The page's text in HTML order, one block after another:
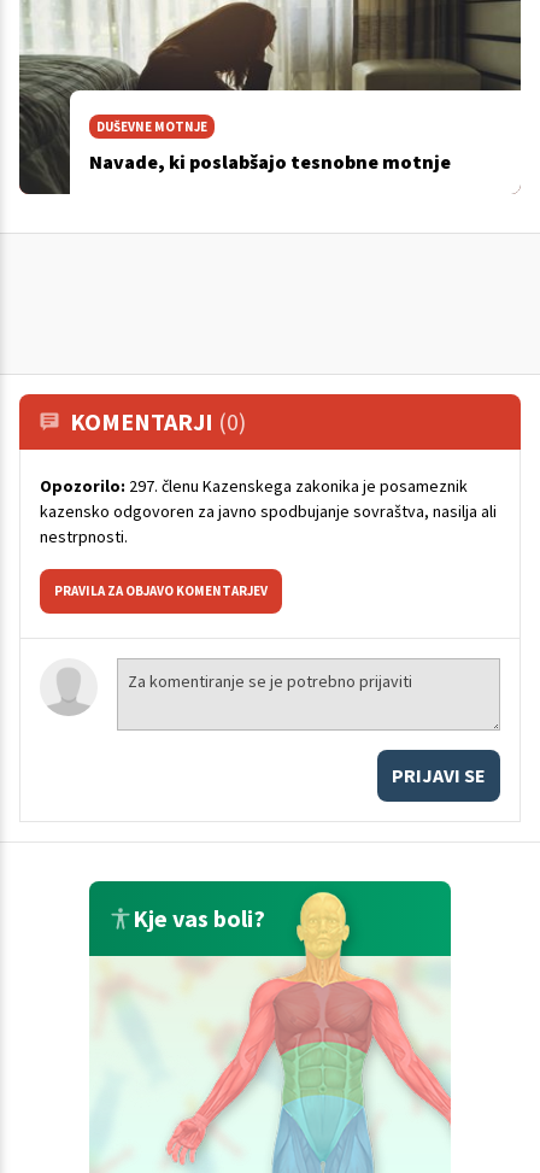
DUŠEVNE MOTNJE
Navade, ki poslabšajo tesnobne motnje
KOMENTARJI (0)
Opozorilo: 297. členu Kazenskega zakonika je posameznik
kazensko odgovoren za javno spodbujanje sovraštva, nasilja ali
nestrpnosti.
PRAVILA ZA OBJAVO KOMENTARJEV
PRIJAVI SE
Kje vas boli?